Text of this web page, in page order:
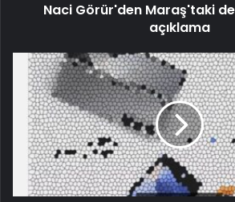
Naci Görür'den Maraş'taki
açıklama